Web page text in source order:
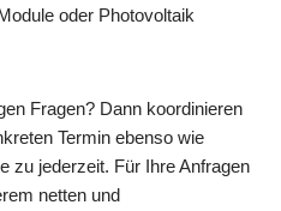
oder Photovoltaik
Fragen? Dann koordinieren
Termin ebenso wie
zu jederzeit. Für Ihre Anfragen
netten und